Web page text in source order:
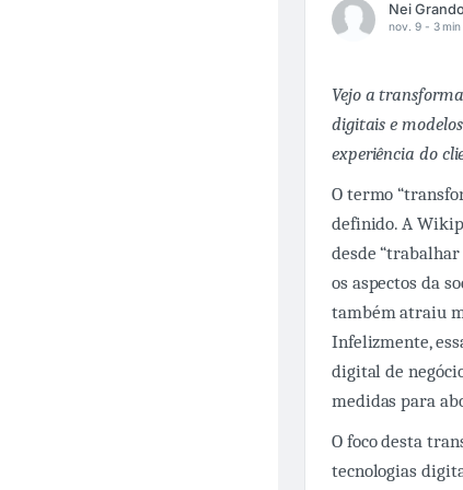
Nei Grando
nov. 9 - 3
Vejo a
digitais e
experiência do
O termo
definido. A
desde
os aspectos da
também atraiu
Infelizmente,
digital de
medidas para
O foco desta
tecnologias